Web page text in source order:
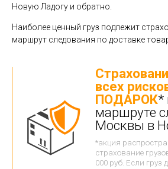
Новую Ладогу и обратно.
Наиболее ценный груз подлежит
маршрут следования по доставке
всех
ПОДАРОК*
маршруте
Москвы в
*акция
страхование
000 руб. Если груз